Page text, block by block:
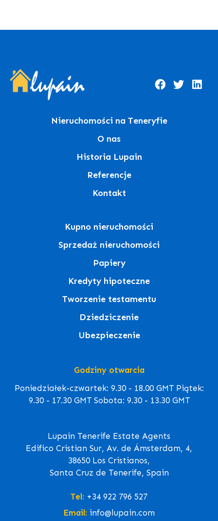
Nieruchomości na Teneryfie
O nas
Historia Lupain
Referencje
Kontakt
Kupno nieruchomości
Sprzedaż nieruchomości
Papiery
Kredyty hipoteczne
Tworzenie testamentu
Dziedziczenie
Ubezpieczenie
Godziny otwarcia
Poniedziałek-czwartek: 9.30 - 18.00 GMT Piątek:
9.30 - 17.30 GMT Sobota: 9.30 - 13.30 GMT
Lupain Tenerife Estate Agents
Edifico Cristian Sur, Av. de Ámsterdam, 4,
38650 Los Cristianos,
Santa Cruz de Tenerife, Spain
Tel: +34 922 796 527
Email: info@lupain.com